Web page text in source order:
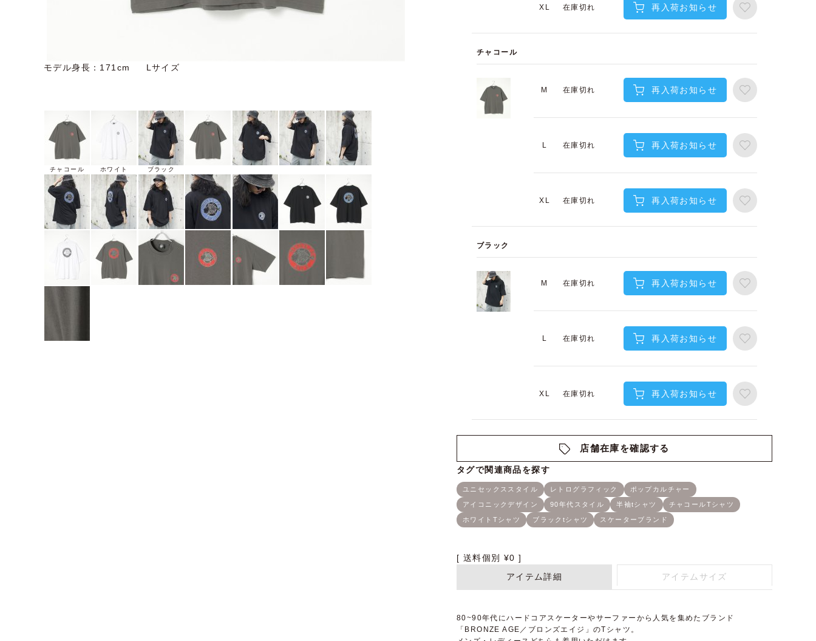
モデル身長：171cm Lサイズ
チャコール ホワイト ブラック
XL 在庫切れ 再入荷お知らせ
チャコール
M 在庫切れ 再入荷お知らせ
L 在庫切れ 再入荷お知らせ
XL 在庫切れ 再入荷お知らせ
ブラック
M 在庫切れ 再入荷お知らせ
L 在庫切れ 再入荷お知らせ
XL 在庫切れ 再入荷お知らせ
店舗在庫を確認する
送料個別 ¥0
アイテム詳細
アイテムサイズ
80~90年代にハードコアスケーターやサーファーから人気を集めたブランド
「BRONZE AGE／ブロンズエイジ」のTシャツ。